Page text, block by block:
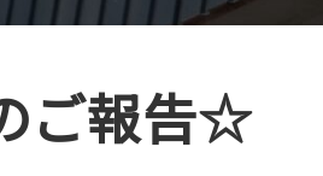
ご報告☆